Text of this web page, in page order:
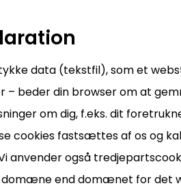
data (tekstfil), som et
– beder din browser om at
om dig, f.eks. dit
cookies fastsættes af os og
anvender også
end domænet for det